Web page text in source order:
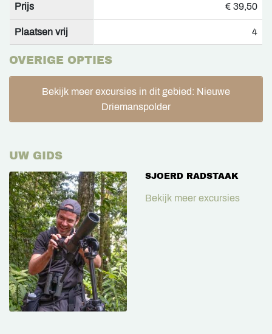
Prijs € 39,50
Plaatsen vrij 4
OVERIGE OPTIES
Bekijk meer excursies in dit gebied: Nieuwe
Driemanspolder
UW GIDS
SJOERD RADSTAAK
Bekijk meer excursies